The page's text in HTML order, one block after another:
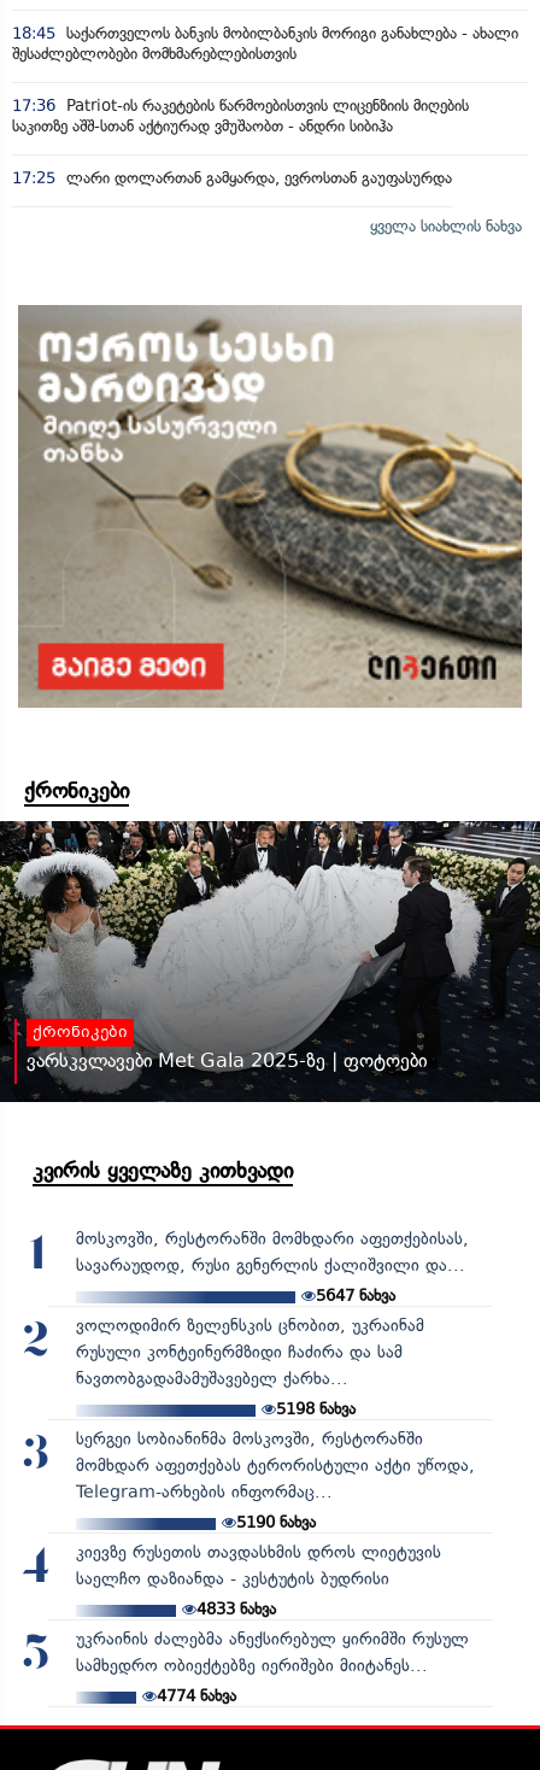
18:45 საქართველოს ბანკის მობილბანკის მორიგი განახლება - ახალი
შესაძლებლობები მომხმარებლებისთვის
17:36
Patriot-ის რაკეტების წარმოებისთვის ლიცენზიის მიღების
საკითზე აშშ-სთან აქტიურად ვმუშაობთ - ანდრი სიბიჰა
17:25 ლარი დოლართან გამყარდა, ევროსთან გაუფასურდა
ყველა სიახლის ნახვა
ქრონიკები
ქრონიკები
ვარსკვლავები Met Gala 2025-ზე | ფოტოები
კვირის ყველაზე კითხვადი
1
მოსკოვში, რესტორანში მომხდარი აფეთქებისას,
სავარაუდოდ, რუსი გენერლის ქალიშვილი და...
5647 ნახვა
2
ვოლოდიმირ ზელენსკის ცნობით, უკრაინამ
რუსული კონტეინერმზიდი ჩაძირა და სამ
ნავთობგადამამუშავებელ ქარხა...
5198ნახვა
3
სერგეი სობიანინმა მოსკოვში, რესტორანში
მომხდარ აფეთქებას ტერორისტული აქტი უწოდა,
Telegram-არხების ინფორმაც...
5190ნახვა
4
კიევზე რუსეთის თავდასხმის დროს ლიეტუვის
საელჩო დაზიანდა - კესტუტის ბუდრისი
4833ნახვა
5
უკრაინის ძალებმა ანექსირებულ ყირიმში რუსულ
სამხედრო ობიექტებზე იერიშები მიიტანეს...
4774ნახვა